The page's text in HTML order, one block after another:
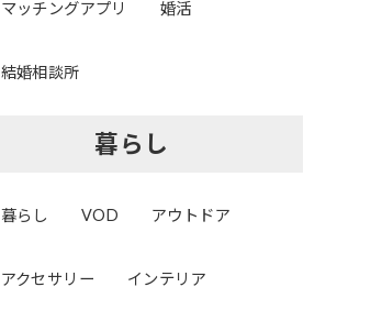
マッチングアプリ 婚活
結婚相談所
暮らし
暮らし VOD アウトドア
アクセサリー インテリア